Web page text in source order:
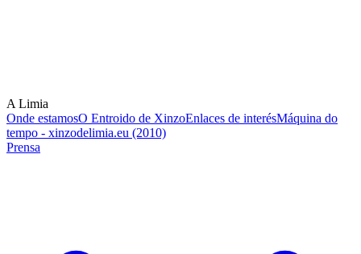
A Limia
Onde estamosO Entroido de XinzoEnlaces de interésMáquina do
tempo - xinzodelimia.eu (2010)
Prensa